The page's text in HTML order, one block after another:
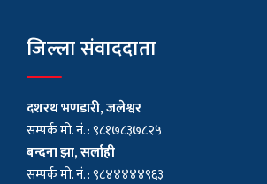
जिल्ला संवाददाता
दशरथ भणडारी, जलेश्वर
सम्पर्क मो. नं. : ९८१७८३७८२५
बन्दना झा, सर्लाही
सम्पर्क मो. नं. : ९८४४४४४९६३